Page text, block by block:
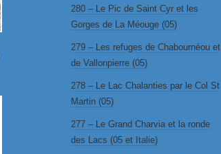
280 – Le Pic de Saint Cyr et les
Gorges de La Méouge (05)
279 – Les refuges de Chabournéou et
de Vallonpierre (05)
278 – Le Lac Chalanties par le Col St
Martin (05)
277 – Le Grand Charvia et la ronde
des Lacs (05 et Italie)